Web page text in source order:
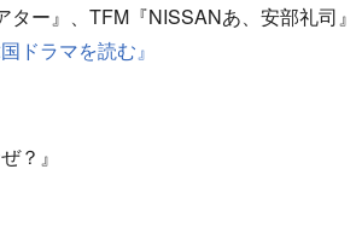
ター』、TFM『NISSANあ、安部礼司
国ドラマを読む』
？』